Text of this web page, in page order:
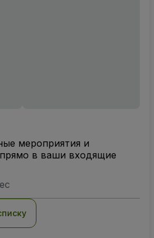
мероприятия и
в ваши входящие